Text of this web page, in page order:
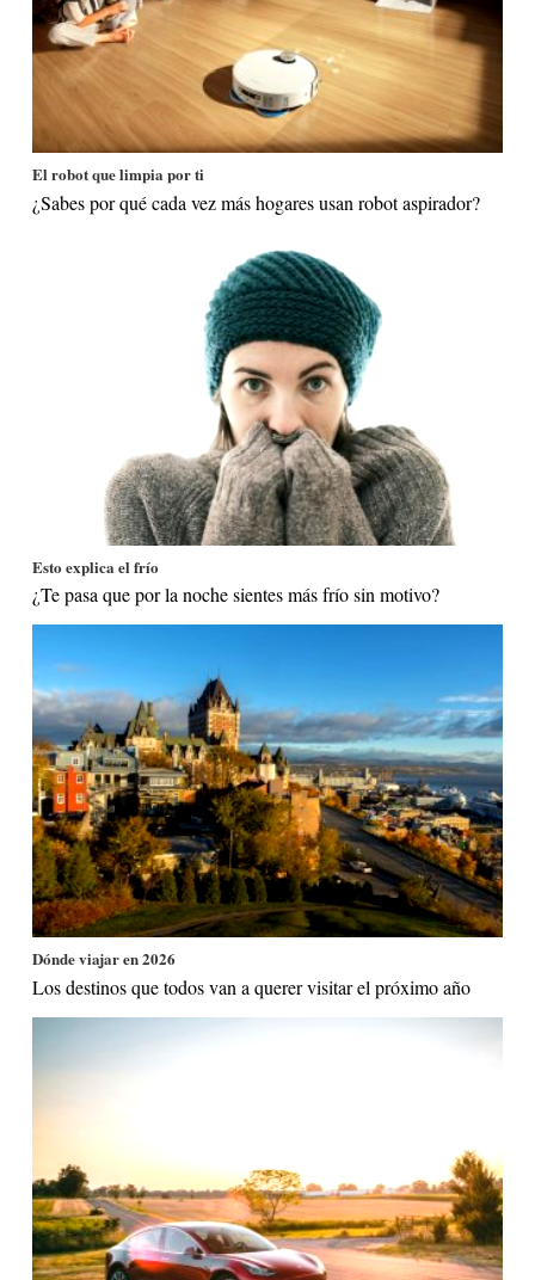
El robot que limpia por ti
¿Sabes por qué cada vez más hogares usan robot aspirador?
Esto explica el frío
¿Te pasa que por la noche sientes más frío sin motivo?
Dónde viajar en 2026
Los destinos que todos van a querer visitar el próximo año